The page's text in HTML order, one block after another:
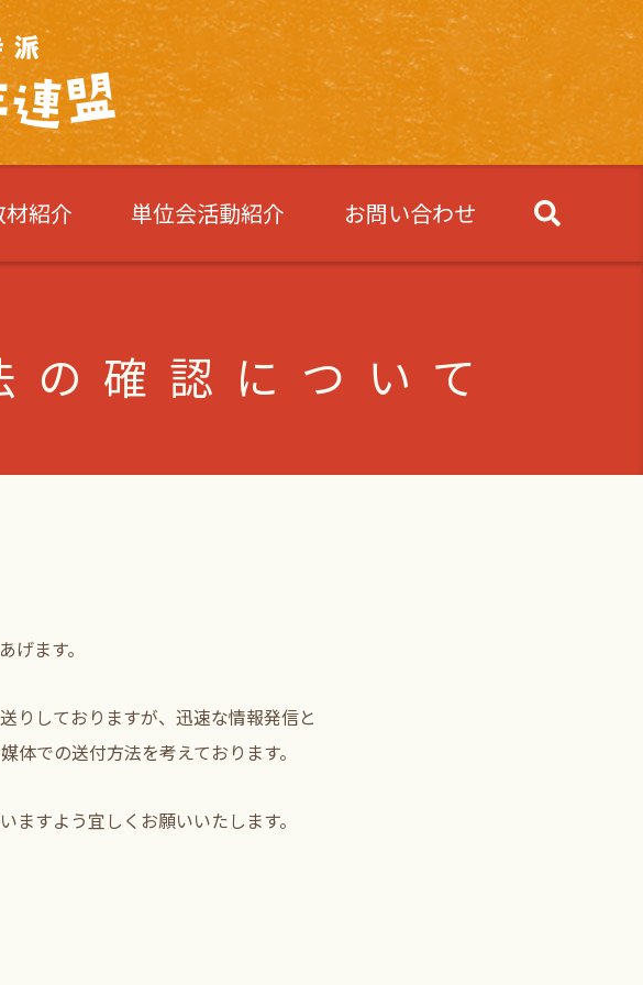
材紹介 単位会活動紹介 お問い合わせ
確認について
ます。
りしておりますが、迅速な情報発信と
での送付方法を考えております。
ますよう宜しくお願いいたします。